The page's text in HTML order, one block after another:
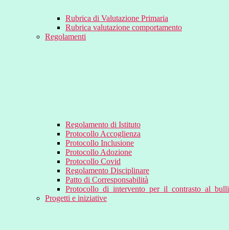
Rubrica di Valutazione Primaria
Rubrica valutazione comportamento
Regolamenti
Regolamento di Istituto
Protocollo Accoglienza
Protocollo Inclusione
Protocollo Adozione
Protocollo Covid
Regolamento Disciplinare
Patto di Corresponsabilità
Progetti e iniziative